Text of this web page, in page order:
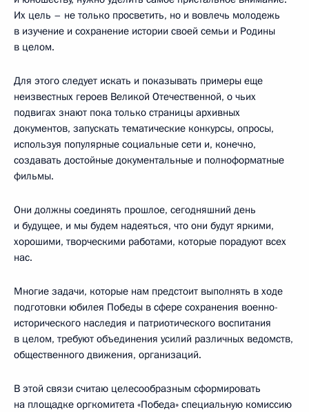
Их цель – не только просветить, но и вовлечь молодежь
в изучение и сохранение истории своей семьи и Родины
в целом.
Для этого следует искать и показывать примеры еще
неизвестных героев Великой Отечественной, о чьих
подвигах знают пока только страницы архивных
документов, запускать тематические конкурсы, опросы,
используя популярные социальные сети и, конечно,
создавать достойные документальные и полноформатные
фильмы.
Они должны соединять прошлое, сегодняшний день
и будущее, и мы будем надеяться, что они будут яркими,
хорошими, творческими работами, которые порадуют всех
нас.
Многие задачи, которые нам предстоит выполнять в ходе
подготовки юбилея Победы в сфере сохранения военно-
исторического наследия и патриотического воспитания
в целом, требуют объединения усилий различных ведомств,
общественного движения, организаций.
В этой связи считаю целесообразным сформировать
на площадке оргкомитета «Победа» специальную комиссию